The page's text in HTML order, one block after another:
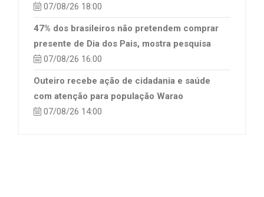
07/08/26 18:00
47% dos brasileiros não pretendem comprar
presente de Dia dos Pais, mostra pesquisa
07/08/26 16:00
Outeiro recebe ação de cidadania e saúde
com atenção para população Warao
07/08/26 14:00